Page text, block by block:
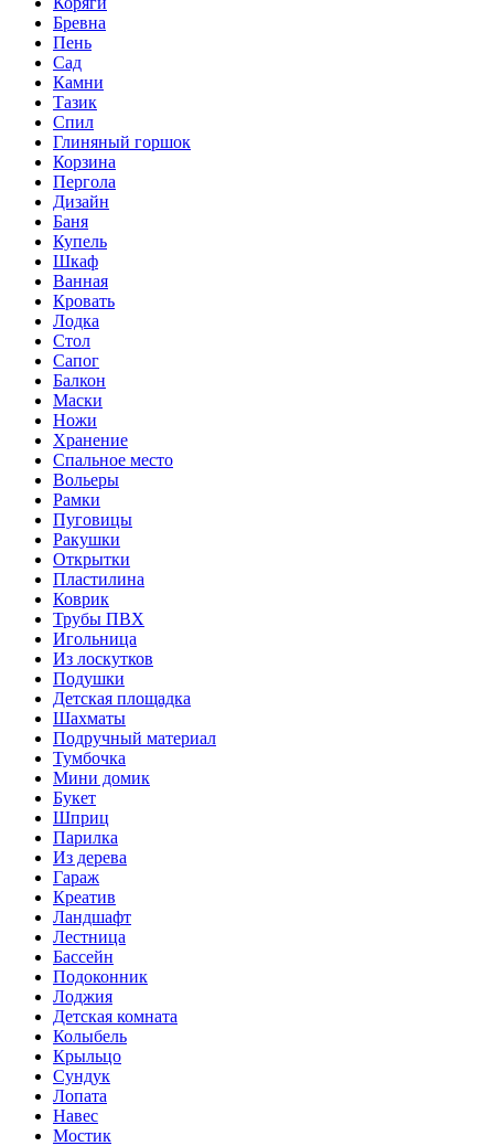
Бревна
Пень
Сад
Камни
Тазик
Спил
Глиняный горшок
Корзина
Пергола
Дизайн
Баня
Купель
Шкаф
Ванная
Кровать
Лодка
Стол
Сапог
Балкон
Маски
Ножи
Хранение
Спальное место
Вольеры
Рамки
Пуговицы
Ракушки
Открытки
Пластилина
Коврик
Трубы ПВХ
Игольница
Из лоскутков
Подушки
Детская площадка
Шахматы
Подручный материал
Тумбочка
Мини домик
Букет
Шприц
Парилка
Из дерева
Гараж
Креатив
Ландшафт
Лестница
Бассейн
Подоконник
Лоджия
Детская комната
Колыбель
Крыльцо
Сундук
Лопата
Навес
Мостик